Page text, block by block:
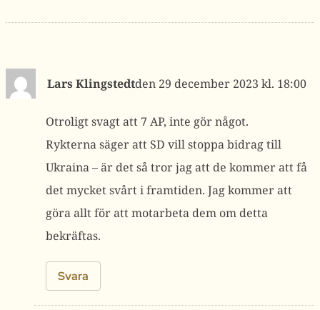
Lars Klingstedt 29 december 2023 kl. 18:00
Otroligt svagt att 7 AP, inte gör något.
Rykterna säger att SD vill stoppa bidrag till
Ukraina – är det så tror jag att de kommer att få
det mycket svårt i framtiden. Jag kommer att
göra allt för att motarbeta dem om detta
bekräftas.
Svara